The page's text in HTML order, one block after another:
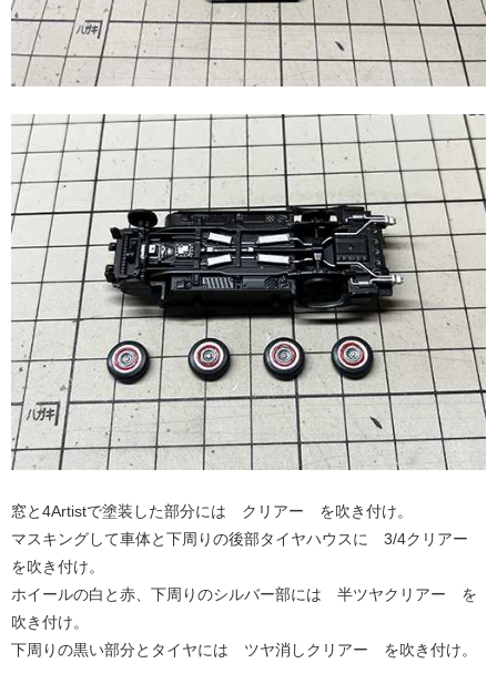
窓と4Artistで塗装した部分には クリアー を吹き付け。
マスキングして車体と下周りの後部タイヤハウスに 3/4クリアー
を吹き付け。
ホイールの白と赤、下周りのシルバー部には 半ツヤクリアー を
吹き付け。
下周りの黒い部分とタイヤには ツヤ消しクリアー を吹き付け。